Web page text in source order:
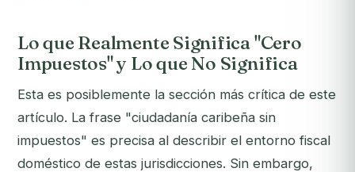
Lo que Realmente Significa "Cero
Impuestos" y Lo que No Significa
Esta es posiblemente la sección más crítica de este
artículo. La frase "ciudadanía caribeña sin
impuestos" es precisa al describir el entorno fiscal
doméstico de estas jurisdicciones. Sin embargo,